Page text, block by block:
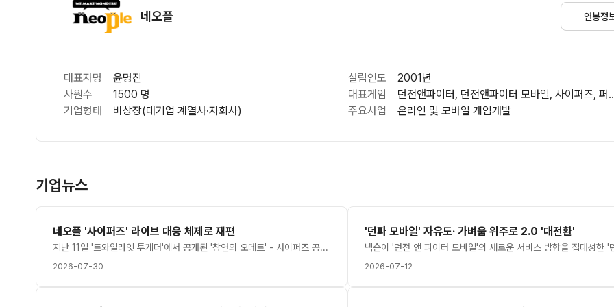
네오플 연봉정
대표자명 윤명진 설립연도
2001년
사원수
1500 명 대표게임 던전앤파이터, 던전앤파이
기업형태 비상장(대기업 계열사·자회사) 주요사업 온라인 및 모바일 게임개발
기업뉴스
네오플 '사이퍼즈' 라이브 대응 체제로 재편
지난 11일 '트와일라잇 투게더'에서 공개된 '창연의 오데트' - 사이퍼즈 공식 홈페이지네오플의 AOS 장르의 온라인 액션 게임 '사이퍼즈'의 개발 조직이 보다 긴밀하고 효율적인 체제로 재편된다. 그러나 유저들은 이번 개편에 대해 불안하다는 반응을 보이고 있어 귀추가 주목되고 있다.30일 관련업계에 따르면 김태영 디렉터는 최근 홈페이지 공지를 통해 이같은 내용을 밝혔다. 기존 32비트 시스템에서 64비트 시스템으로의 전환을 통한 렌더링 시스템 개선 계획이 발표된 가운데 알려진 갑작스러운 조직 재편 소식에 유저들은 당혹스럽다는 반응이다.특히 최근 넥슨은 '카잔' 라이브 인력 감축, '프로젝트 DM' 개발 종료 등 프로젝트 정비가 이어져, 유저들의 불안감이 더욱 커지고 있다. 김 디렉터는 "앞서 예고했던 64비트 클라이언트 업데이트는 흔들림 없이 진행될 뿐만 아니라 이번 개편 이후 업데이트의 방향성을 로드맵을 통해 발표할 것"이라며 여러 의혹을 일축했다.그러나 이러한 김 디렉터의 발표에도 유저들의 불안감은 사그라들지 않고 있다. 현재 30여 명의 개발진으로 운영 중인 '사이퍼즈'는 최근 조직 개편을 통해 10명으로 감축을 확정한 것으로 알려졌다. 이 작품은 15년째 유저들의 사랑을 받아오고 있는 네오플의 인기 장수 판권(IP) 작품이다. 다양한 초능력을 가진 능력자들이 스타일리시한 전투를 벌이는 5대5 온라인 액션 게임으로 지난 11일에는 일산 킨텍스서 진행된 '사이퍼즈' 15주년 행사인 '트와일라잇 투게더'를 진행했다.지난 29일 공개된 '사이퍼즈' 김태영 디렉터 입장문 일부 - 사이퍼즈 공식 홈페이지[더게임스데일리 한동연 기자 bronzek@tgdaily.co.kr]
2026-07-30
'던파 모바일' 자유도· 가벼움 위주로 2.0 '대전환'
2026-07-12